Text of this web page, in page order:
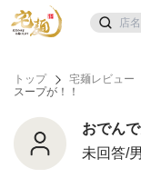
トップ 宅麺レビュー
スープが！！
おでんで
未回答/